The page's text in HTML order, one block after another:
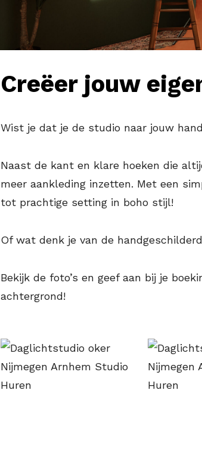
Creëer jouw
Wist je dat je de studio naar jouw
Naast de kant en klare hoeken die
meer aankleding inzetten. Met een
tot prachtige setting in boho stijl!
Of wat denk je van de
Bekijk de foto’s en geef aan bij je
achtergrond!